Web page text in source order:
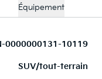
Équipement
0000000131-10119
SUV/tout-terrain